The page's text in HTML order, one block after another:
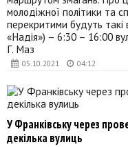
05.10.2021 04:12
молодіжної політики та
перекритими будуть такі
«Надія») – 6:30 – 16:00
Г. Маз
У Франківську через
декілька вулиць